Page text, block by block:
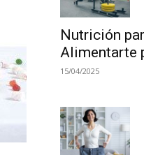
Nutrición
Alimentarte
15/04/2025